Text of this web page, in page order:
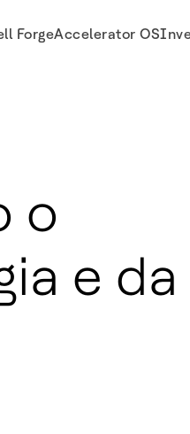
ForgeAccelerator OS
o
e da